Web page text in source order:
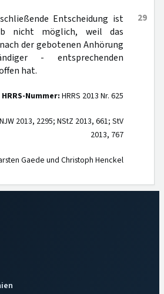
29
Entscheidung ist
nicht möglich, weil das
der gebotenen Anhörung
- entsprechenden
hat.
HRRS-Nummer: HRRS 2013 Nr. 625
NJW 2013, 2295; NStZ 2013, 661; StV
2013, 767
Gaede und Christoph Henckel